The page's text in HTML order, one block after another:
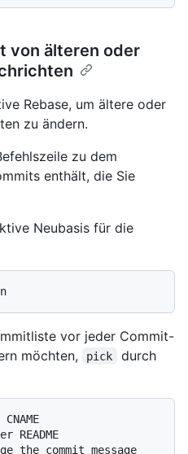
von älteren oder
Rebase, um ältere oder
zu ändern.
zu dem
enthält, die Sie
Neubasis für die
vor jeder Commit-
möchten,
pick durch
README